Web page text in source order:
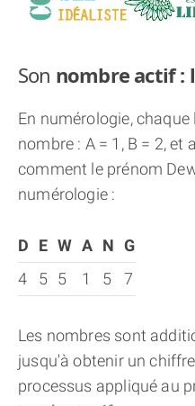
Son nombre actif :
En numérologie,
nombre : A = 1, B = 2, et
comment le prénom
numérologie :
D E W A N G
4
5 5 1 5 7
Les nombres sont
jusqu'à obtenir un
processus appliqué au
70.000
(À